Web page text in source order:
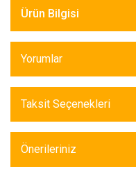
Ürün Bilgisi
Yorumlar
Taksit Seçenekleri
Önerileriniz